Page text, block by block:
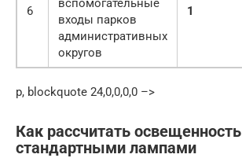
6
входы парков
административных
округов
1
p, blockquote 24,0,0,0,0 –>
Как рассчитать освещенность
стандартными лампами